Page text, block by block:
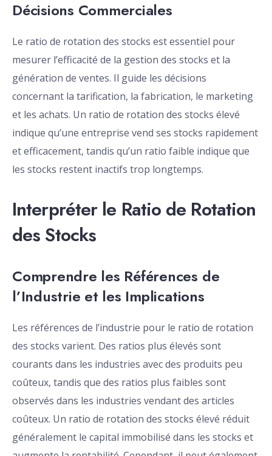
Décisions Commerciales
Le ratio de rotation des stocks est essentiel pour
mesurer l’efficacité de la gestion des stocks et la
génération de ventes. Il guide les décisions
concernant la tarification, la fabrication, le marketing
et les achats. Un ratio de rotation des stocks élevé
indique qu’une entreprise vend ses stocks rapidement
et efficacement, tandis qu’un ratio faible indique que
les stocks restent inactifs trop longtemps.
Interpréter le Ratio de Rotation
des Stocks
Comprendre les Références de
l’Industrie et les Implications
Les références de l’industrie pour le ratio de rotation
des stocks varient. Des ratios plus élevés sont
courants dans les industries avec des produits peu
coûteux, tandis que des ratios plus faibles sont
observés dans les industries vendant des articles
coûteux. Un ratio de rotation des stocks élevé réduit
généralement le capital immobilisé dans les stocks et